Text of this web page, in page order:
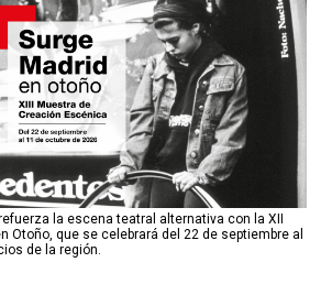
la escena teatral alternativa con la XII
Otoño, que se celebrará del 22 de septiembre al
de la región.